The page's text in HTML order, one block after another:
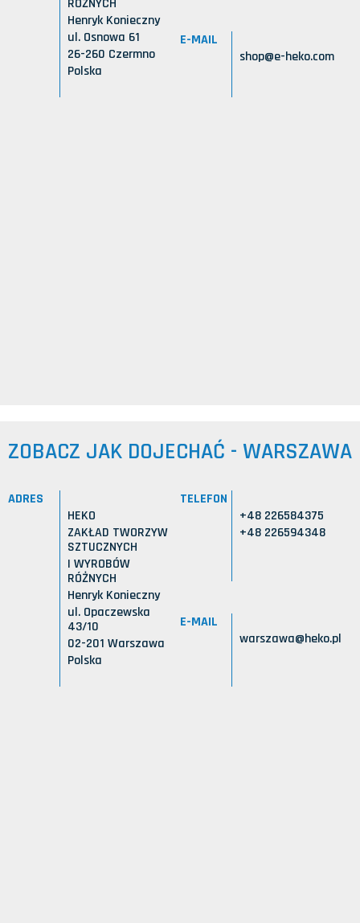
RÓŻNYCH
Henryk Konieczny
ul. Osnowa 61
26-260 Czermno
Polska
E-MAIL
shop@e-heko.com
ZOBACZ JAK DOJECHAĆ - WARSZAWA
ADRES
HEKO
ZAKŁAD TWORZYW
SZTUCZNYCH
I WYROBÓW
RÓŻNYCH
Henryk Konieczny
ul. Opaczewska
43/10
02-201 Warszawa
Polska
TELEFON
+48 226584375
+48 226594348
E-MAIL
warszawa@heko.pl